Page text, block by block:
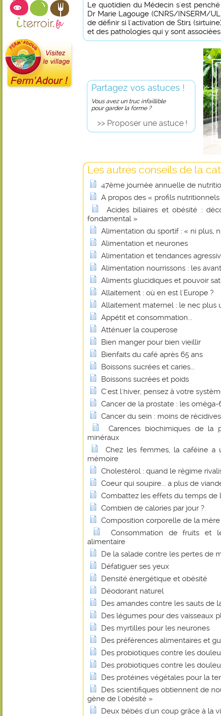
Le quotidien du Médecin s'est
Dr Marie Lagouge (CNRS/INSERM/
de définir si l'activation de Stir1
et des pathologies qui y sont
Partagez vos astuces !
Vous avez un truc infaillible
pour garder la forme ?
>> Proposer une astuce !
Les autres conseils de la
47ème journée annuelle de
A propos des « profils nutritionnels
Acides biliaires et obésité :
fondamental »
Alimentation du sportif : « ni plus,
Alimentation et neurones
Alimentation et tendances
Alimentation nourrissons : les
Aliments glucidiques et pouvoir
Allaitement : où en est l'Europe ?
Allaitement maternel : le nec plus
Appétit et consommation...
Atténuer la couperose
Bien manger pour bien vieillir
Bienfaits du café après 65 ans
Boissons sucrées et caries...
Boissons sucrées et poids
C'est l'hiver, pensez à votre
Cancer de la prostate : les oméga-
Cancer du sein : moins de
Carences biochimiques de la
minéraux
Chez les femmes, la caféine
mémoire
Cholestérol : quand le régime
Coeur qui soupire... a plus de
Combattez les effets du temps de
Combien de calories par jour ?
Composition corporelle de la
Consommation de fruits et
alimentaire
De la salade contre les pertes de
Défatiguer ses yeux
Densité énergétique et obésité
Déodorant naturel
Des amandes contre les sauts de
Des légumes pour des vaisseaux
Des myrtilles pour les neurones
Des préférences alimentaires et
Des probiotiques contre les
Des probiotiques contre les
Des protéines végétales pour la
Des scientifiques obtiennent de
gène de l'obésité »
Deux bébés d'un coup grâce à la